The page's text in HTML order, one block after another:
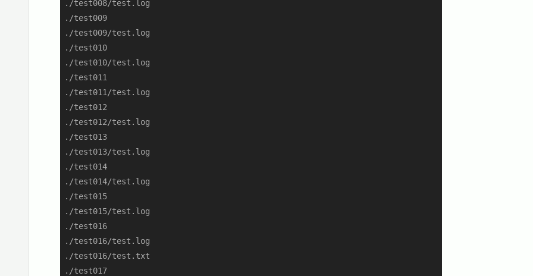
./test008/test.log
./test009
./test009/test.log
./test010
./test010/test.log
./test011
./test011/test.log
./test012
./test012/test.log
./test013
./test013/test.log
./test014
./test014/test.log
./test015
./test015/test.log
./test016
./test016/test.log
./test016/test.txt
./test017